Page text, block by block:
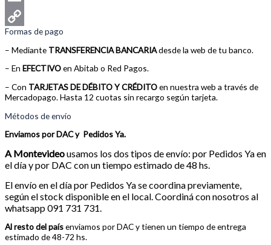
Email
Copy
Link
Formas de pago
– Mediante TRANSFERENCIA BANCARIAdesde la web de tu banco.
– En EFECTIVOen Abitab o Red Pagos.
– Con TARJETAS DE DÉBITO Y CRÉDITOen nuestra web a través de
Mercadopago. Hasta 12 cuotas sin recargo según tarjeta.
Métodos de envío
Enviamos por DAC y Pedidos Ya.
A Montevideousamos los dos tipos de envío: por Pedidos Ya en
el día y por DAC con un tiempo estimado de 48 hs.
El envío en el día por Pedidos Ya se coordina previamente,
según el stock disponible en el local. Coordiná con nosotros al
whatsapp 091 731 731.
Al resto del paísenviamos por DAC y tienen un tiempo de entrega
estimado de 48-72 hs.